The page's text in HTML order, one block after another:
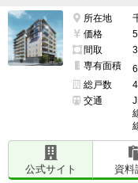
所在地
価格
間取
専有面積
総戸数
交通
公式サイト 資料